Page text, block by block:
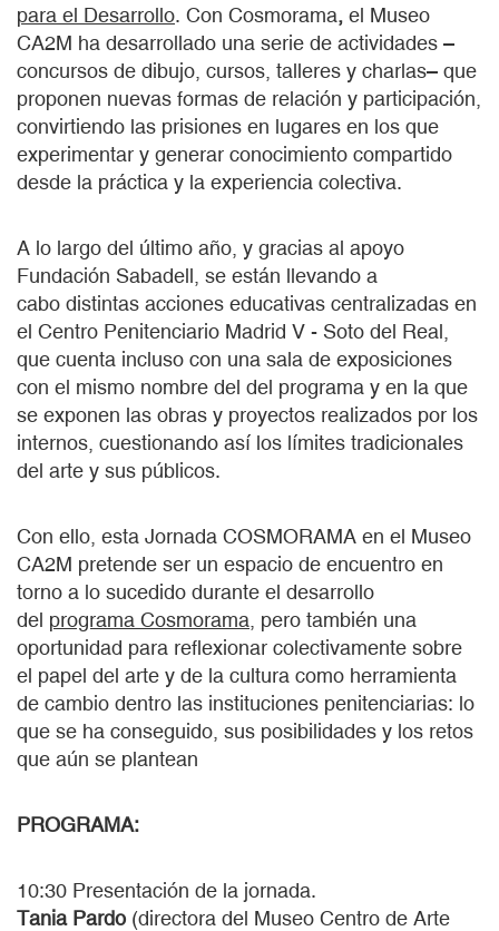
para el Desarrollo. Con Cosmorama, el Museo
CA2M ha desarrollado una serie de actividades –
concursos de dibujo, cursos, talleres y charlas– que
proponen nuevas formas de relación y participación,
convirtiendo las prisiones en lugares en los que
experimentar y generar conocimiento compartido
desde la práctica y la experiencia colectiva.
A lo largo del último año, y gracias al apoyo
Fundación Sabadell, se están llevando a
cabo distintas acciones educativas centralizadas en
el Centro Penitenciario Madrid V - Soto del Real,
que cuenta incluso con una sala de exposiciones
con el mismo nombre del del programa y en la que
se exponen las obras y proyectos realizados por los
internos, cuestionando así los límites tradicionales
del arte y sus públicos.
Con ello, esta Jornada COSMORAMA en el Museo
CA2M pretende ser un espacio de encuentro en
torno a lo sucedido durante el desarrollo
del programa Cosmorama , pero también una
oportunidad para reflexionar colectivamente sobre
el papel del arte y de la cultura como herramienta
de cambio dentro las instituciones penitenciarias: lo
que se ha conseguido, sus posibilidades y los retos
que aún se plantean
PROGRAMA:
10:30 Presentación de la jornada.
Tania Pardo (directora del Museo Centro de Arte